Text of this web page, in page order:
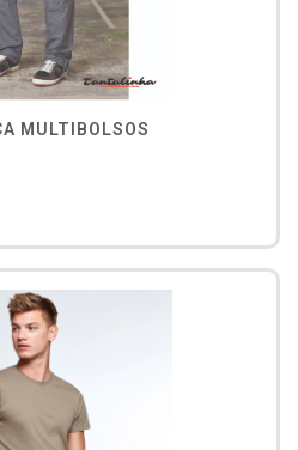
MULTIBOLSOS